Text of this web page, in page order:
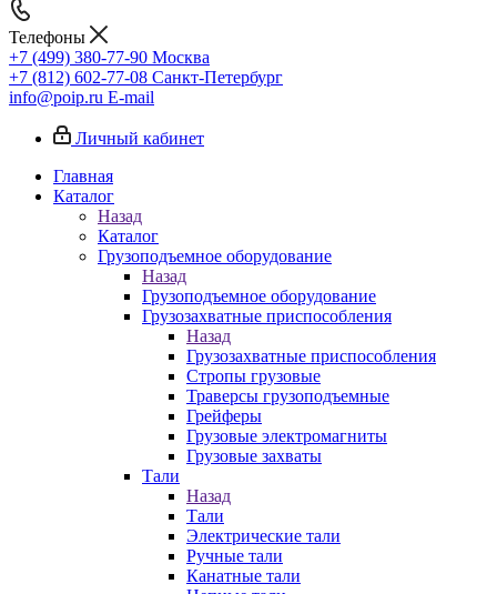
Телефоны
+7 (499) 380-77-90 Москва
+7 (812) 602-77-08 Санкт-Петербург
info@poip.ru E-mail
Личный кабинет
Главная
Каталог
Назад
Каталог
Грузоподъемное оборудование
Назад
Грузоподъемное оборудование
Грузозахватные приспособления
Назад
Грузозахватные приспособления
Стропы грузовые
Траверсы грузоподъемные
Грейферы
Грузовые электромагниты
Грузовые захваты
Тали
Назад
Тали
Электрические тали
Ручные тали
Канатные тали